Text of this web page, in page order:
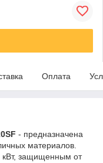
Оплата
- предназначена
материалов.
защищенным от